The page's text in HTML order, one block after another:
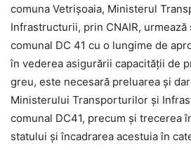
comuna Vetrișoaia, Ministerul
Infrastructurii, prin CNAIR, urmează
comunal DC 41 cu o lungime de
în vederea asigurării capacității de
greu, este necesară preluarea şi
Ministerului Transporturilor și
comunal DC41, precum și trecerea
statului şi încadrarea acestuia în